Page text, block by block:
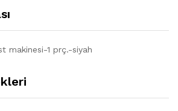
makinesi-1 prç.-siyah